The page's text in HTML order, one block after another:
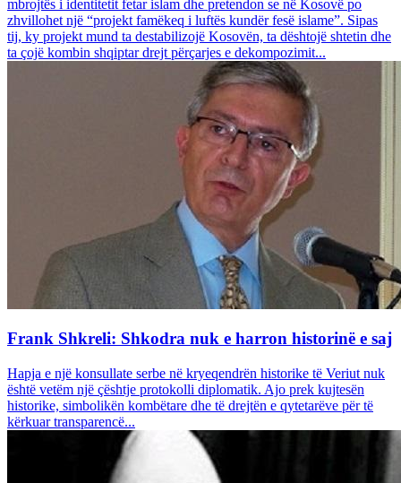
mbrojtës i identitetit fetar islam dhe pretendon se në Kosovë po
zhvillohet një “projekt famëkeq i luftës kundër fesë islame”. Sipas
tij, ky projekt mund ta destabilizojë Kosovën, ta dështojë shtetin dhe
ta çojë kombin shqiptar drejt përçarjes e dekompozimit...
Frank Shkreli: Shkodra nuk e harron historinë e saj
Hapja e një konsullate serbe në kryeqendrën historike të Veriut nuk
është vetëm një çështje protokolli diplomatik. Ajo prek kujtesën
historike, simbolikën kombëtare dhe të drejtën e qytetarëve për të
kërkuar transparencë...